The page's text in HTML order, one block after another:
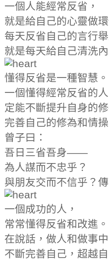
一個人能經常反省，
就是給自己的心靈做環
每天反省自己的言行舉
就是每天給自己清洗
懂得反省是一種智慧。
一個懂得經常反省的人
定能不斷提升自身的修
完善自己的修為和情操
曾子曰：
吾日三省吾身——
為人謀而不忠乎？
與朋友交而不信乎？
一個成功的人，
常常懂得反省和改進。
在說話，做人和做事中
不斷完善自己，超越自